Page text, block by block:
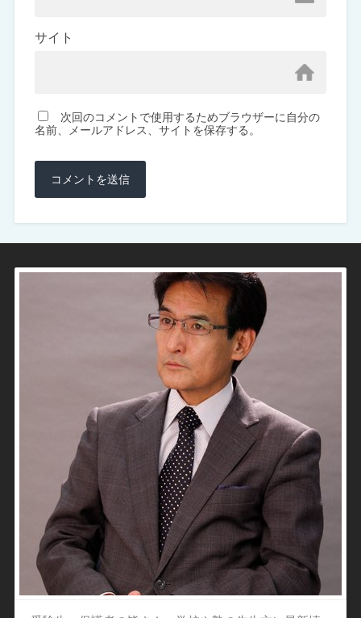
サイト
次回のコメントで使用するためブラウザーに自分の
名前、メールアドレス、サイトを保存する。